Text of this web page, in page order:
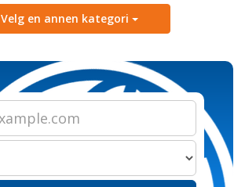
Velg en annen kategori